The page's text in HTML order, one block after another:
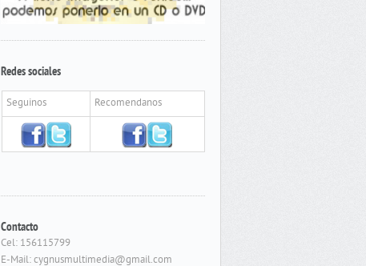
Redes sociales
Seguinos Recomendanos
Contacto
Cel: 156115799